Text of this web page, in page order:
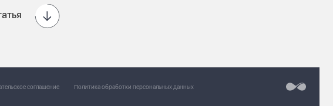
соглашение Политика обработки персональных данных Разработка